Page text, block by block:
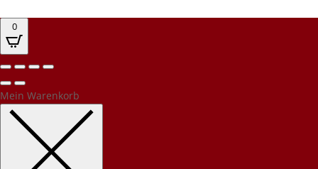
0
Mein Warenkorb
Kundenbewertungen und Erfahrungen zu
PEC Party-Event-Catering